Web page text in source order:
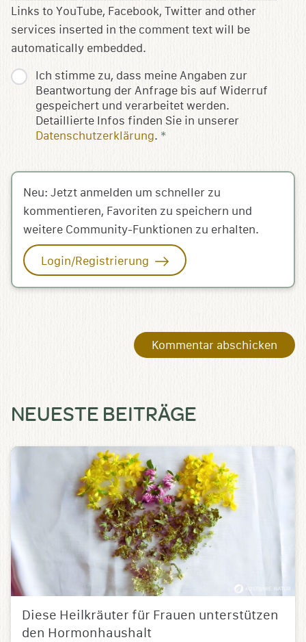
Ich stimme zu, dass meine Angaben zur
Beantwortung der Anfrage bis auf Widerruf
gespeichert und verarbeitet werden.
Detaillierte Infos finden Sie in unserer
Datenschutzerklärung. *
Links to YouTube, Facebook, Twitter and other
services inserted in the comment text will be
automatically embedded.
Neu: Jetzt anmelden um schneller zu
kommentieren, Favoriten zu speichern und
weitere Community-Funktionen zu erhalten.
Login/Registrierung
NEUESTE BEITRÄGE
Diese Heilkräuter für Frauen unterstützen
den Hormonhaushalt